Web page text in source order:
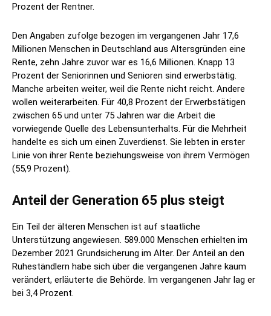
Prozent der Rentner.
Den Angaben zufolge bezogen im vergangenen Jahr 17,6
Millionen Menschen in Deutschland aus Altersgründen eine
Rente, zehn Jahre zuvor war es 16,6 Millionen. Knapp 13
Prozent der Seniorinnen und Senioren sind erwerbstätig.
Manche arbeiten weiter, weil die Rente nicht reicht. Andere
wollen weiterarbeiten. Für 40,8 Prozent der Erwerbstätigen
zwischen 65 und unter 75 Jahren war die Arbeit die
vorwiegende Quelle des Lebensunterhalts. Für die Mehrheit
handelte es sich um einen Zuverdienst. Sie lebten in erster
Linie von ihrer Rente beziehungsweise von ihrem Vermögen
(55,9 Prozent).
Anteil der Generation 65 plus steigt
Ein Teil der älteren Menschen ist auf staatliche
Unterstützung angewiesen. 589.000 Menschen erhielten im
Dezember 2021 Grundsicherung im Alter. Der Anteil an den
Ruheständlern habe sich über die vergangenen Jahre kaum
verändert, erläuterte die Behörde. Im vergangenen Jahr lag er
bei 3,4 Prozent.